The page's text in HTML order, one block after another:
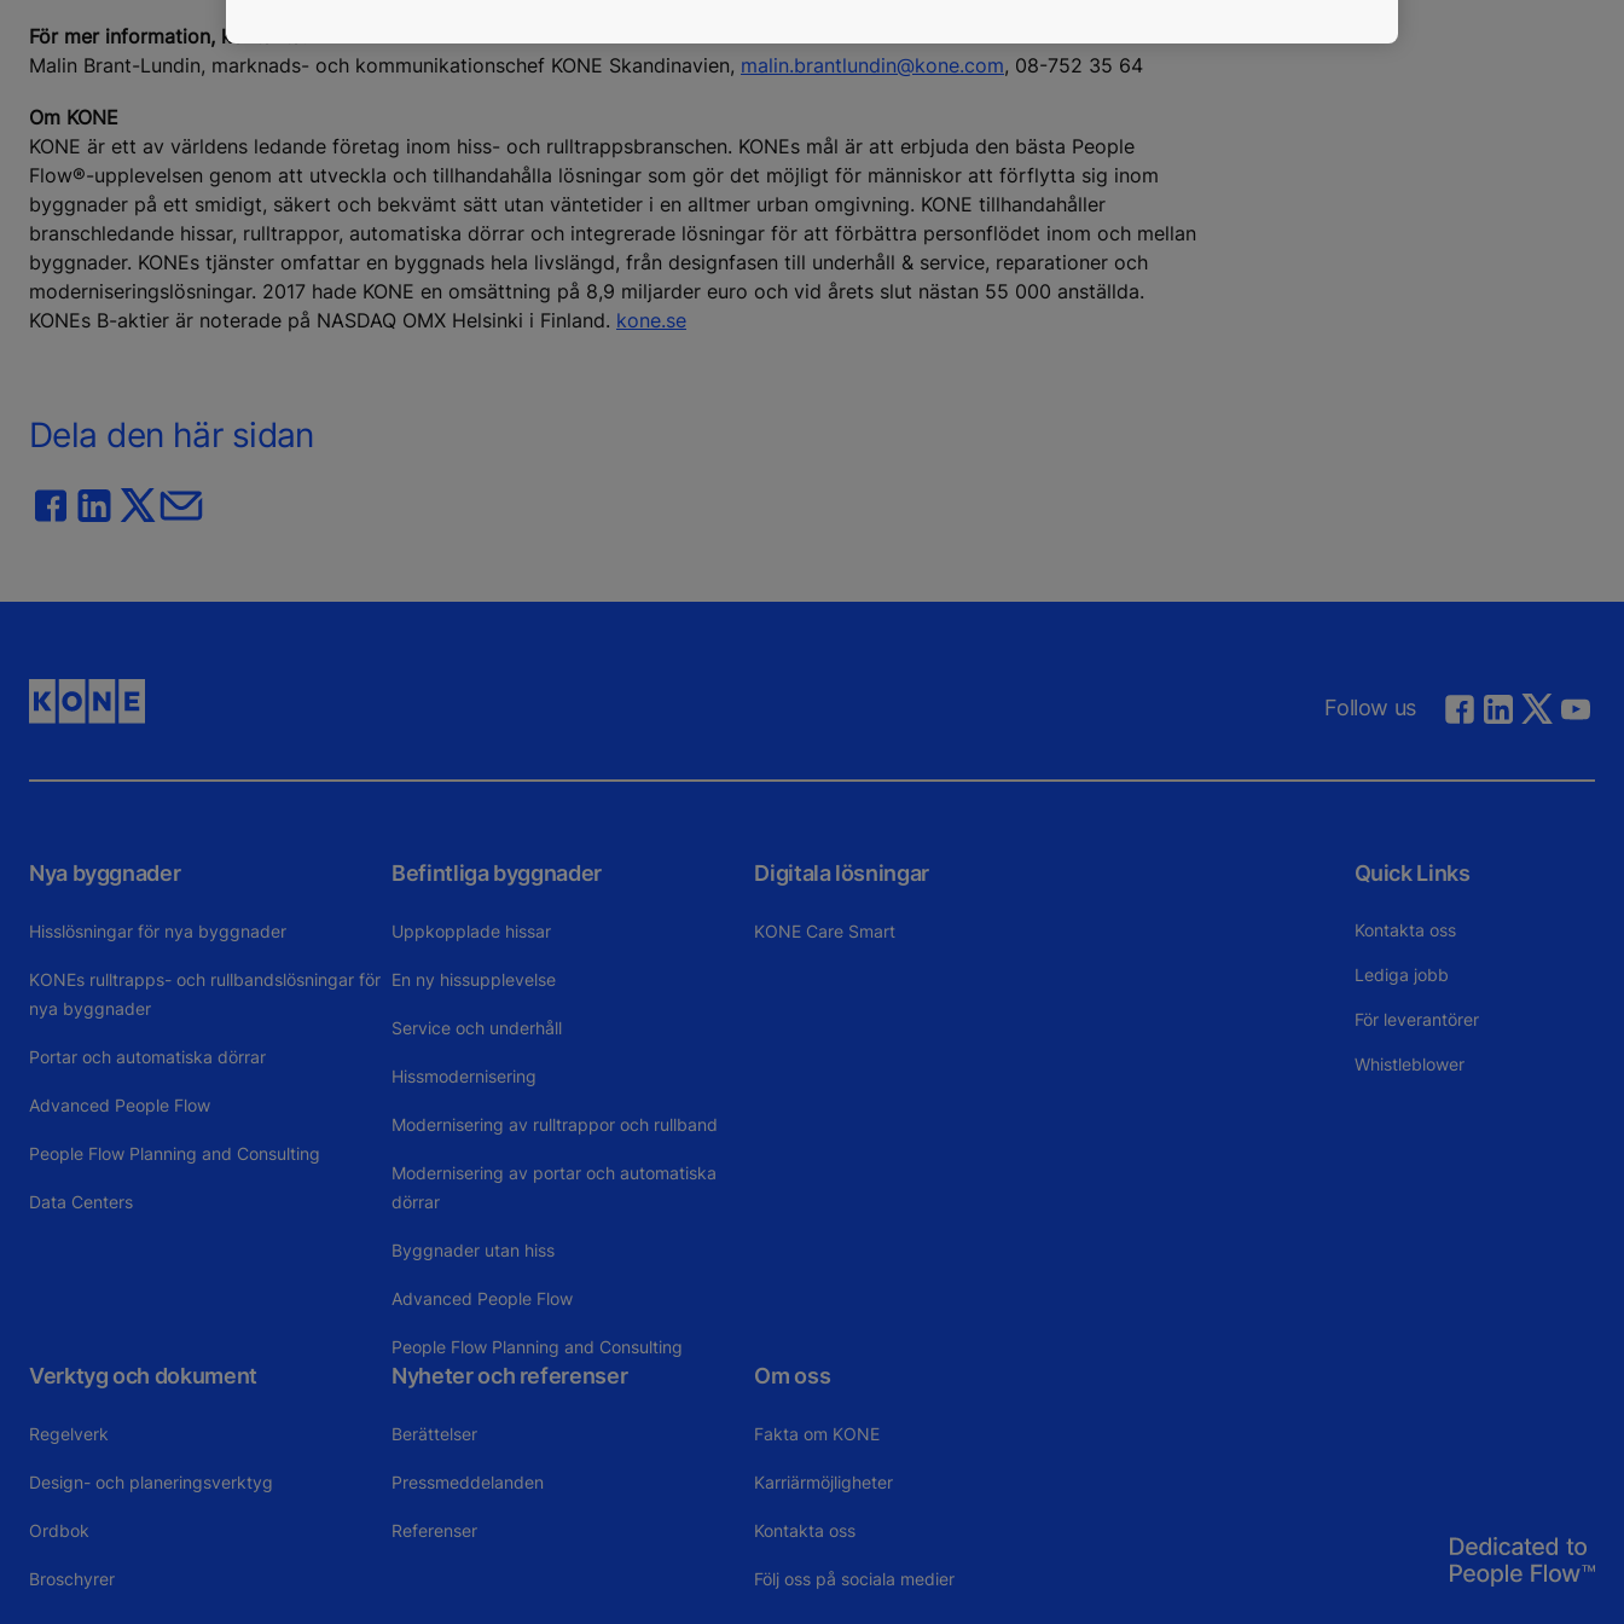
För mer information, kontakta:
Malin Brant-Lundin, marknads- och kommunikationschef KONE Skandinavien, malin.brantlundin@kone.com, 08-752 35 64
Om KONE
KONE är ett av världens ledande företag inom hiss- och rulltrappsbranschen. KONEs mål är att erbjuda den bästa People
Flow®-upplevelsen genom att utveckla och tillhandahålla lösningar som gör det möjligt för människor att förflytta sig inom
byggnader på ett smidigt, säkert och bekvämt sätt utan väntetider i en alltmer urban omgivning. KONE tillhandahåller
branschledande hissar, rulltrappor, automatiska dörrar och integrerade lösningar för att förbättra personflödet inom och mellan
byggnader. KONEs tjänster omfattar en byggnads hela livslängd, från designfasen till underhåll & service, reparationer och
moderniseringslösningar. 2017 hade KONE en omsättning på 8,9 miljarder euro och vid årets slut nästan 55 000 anställda.
KONEs B-aktier är noterade på NASDAQ OMX Helsinki i Finland. kone.se
Dela den här sidan
Follow us
Nya byggnader
Hisslösningar för nya byggnader
KONEs rulltrapps- och rullbandslösningar för
nya byggnader
Portar och automatiska dörrar
Advanced People Flow
People Flow Planning and Consulting
Data Centers
Befintliga byggnader
Uppkopplade hissar
En ny hissupplevelse
Service och underhåll
Hissmodernisering
Modernisering av rulltrappor och rullband
Modernisering av portar och automatiska
dörrar
Byggnader utan hiss
Advanced People Flow
People Flow Planning and Consulting
Digitala lösningar
KONE Care Smart
Verktyg och dokument
Regelverk
Design- och planeringsverktyg
Ordbok
Broschyrer
Nyheter och referenser
Berättelser
Pressmeddelanden
Referenser
Om oss
Fakta om KONE
Karriärmöjligheter
Kontakta oss
Följ oss på sociala medier
Quick Links
Kontakta oss
Lediga jobb
För leverantörer
Whistleblower